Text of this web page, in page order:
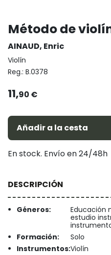
Método de
AINAUD, Enric
Violín
Reg.: B.0378
11,90 €
Añadir a la cesta
En stock. Envío en 24/48h
DESCRIPCIÓN
Géneros:
Educación
estudio
Formación:
Solo
Instrumentos:Violín